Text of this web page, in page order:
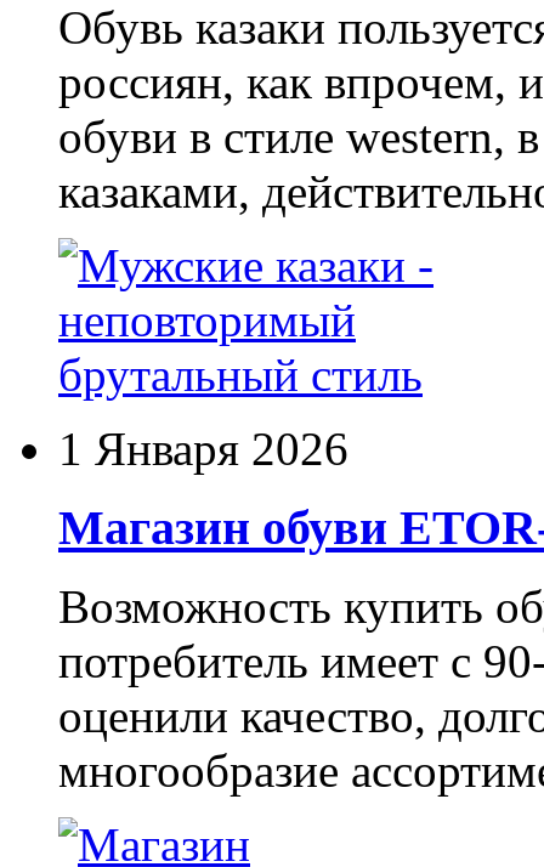
Обувь казаки
россиян, как впрочем,
обуви в стиле western,
казаками,
1 Января 2026
Магазин обуви
Возможность купить
потребитель имеет с
оценили качество,
многообразие